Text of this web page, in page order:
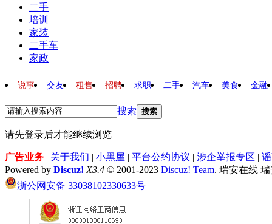
二手
培训
家装
二手车
家政
说事 交友 租售 招聘 求职 二手 汽车 美食 金融
搜索 搜索
请先登录后才能继续浏览
广告业务 | 关于我们 | 小黑屋 | 平台公约协议 | 涉企举报专区 |
Powered by Discuz! X3.4 © 2001-2023 Discuz! Team. 瑞安在线
浙公网安备 33038102330633号